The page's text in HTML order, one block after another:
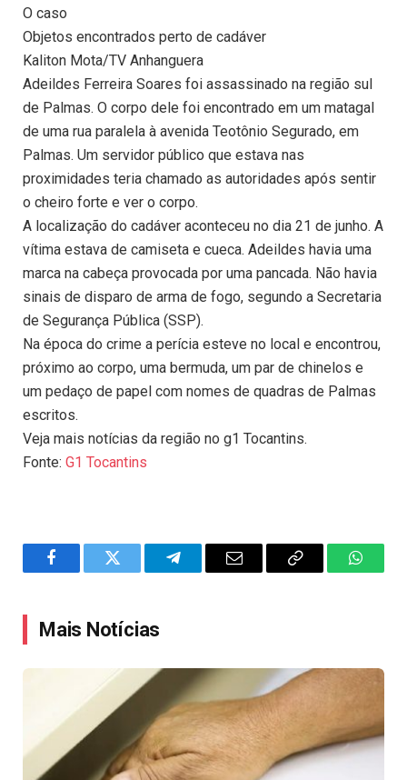
O caso
Objetos encontrados perto de cadáver
Kaliton Mota/TV Anhanguera
Adeildes Ferreira Soares foi assassinado na região sul
de Palmas. O corpo dele foi encontrado em um matagal
de uma rua paralela à avenida Teotônio Segurado, em
Palmas. Um servidor público que estava nas
proximidades teria chamado as autoridades após sentir
o cheiro forte e ver o corpo.
A localização do cadáver aconteceu no dia 21 de junho. A
vítima estava de camiseta e cueca. Adeildes havia uma
marca na cabeça provocada por uma pancada. Não havia
sinais de disparo de arma de fogo, segundo a Secretaria
de Segurança Pública (SSP).
Na época do crime a perícia esteve no local e encontrou,
próximo ao corpo, uma bermuda, um par de chinelos e
um pedaço de papel com nomes de quadras de Palmas
escritos.
Veja mais notícias da região no g1 Tocantins.
Fonte: G1 Tocantins
FacebookTwitter TelegramEmail
Copy
Mais Notícias